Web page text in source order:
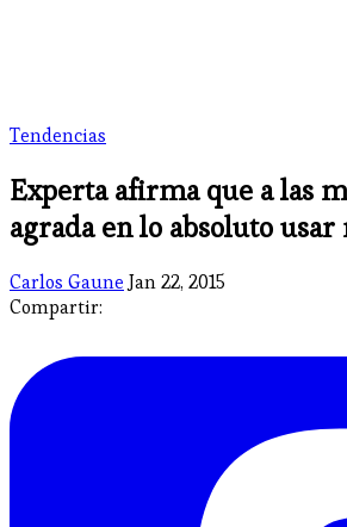
Tendencias
Experta afirma que a las
agrada en lo absoluto usar
Carlos Gaune Jan 22, 2015
Compartir: